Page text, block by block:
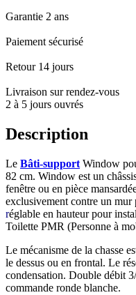
Garantie 2 ans
Paiement sécurisé
Retour 14 jours
Livraison sur rendez-vous
2 à 5 jours ouvrés
Description
Le Bâti-support Window
82 cm. Window est un
fenêtre ou en pièce
exclusivement contre un
réglable en hauteur pour
Toilette PMR (Personne à
Le mécanisme de la chasse
le dessus ou en frontal. Le
condensation. Double débit
commande ronde blanche.